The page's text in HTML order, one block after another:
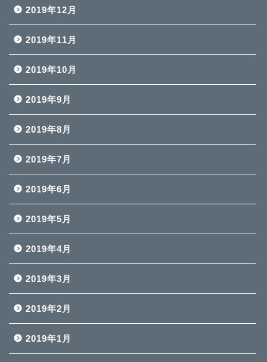
2019年12月
2019年11月
2019年10月
2019年9月
2019年8月
2019年7月
2019年6月
2019年5月
2019年4月
2019年3月
2019年2月
2019年1月